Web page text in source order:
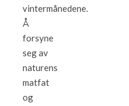
vintermånedene.
Å
forsyne
seg av
naturens
matfat
og